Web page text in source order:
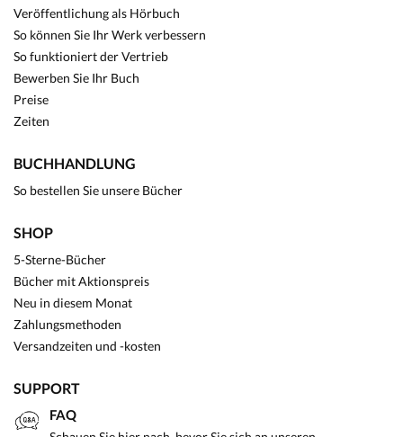
Veröffentlichung als Hörbuch
So können Sie Ihr Werk verbessern
So funktioniert der Vertrieb
Bewerben Sie Ihr Buch
Preise
Zeiten
BUCHHANDLUNG
So bestellen Sie unsere Bücher
SHOP
5-Sterne-Bücher
Bücher mit Aktionspreis
Neu in diesem Monat
Zahlungsmethoden
Versandzeiten und -kosten
SUPPORT
FAQ